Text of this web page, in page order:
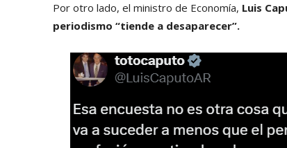
Por otro lado, el ministro de Economía, Luis
periodismo “tiende a desaparecer”.